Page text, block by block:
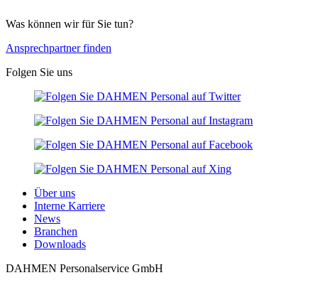
Was können wir für Sie tun?
Ansprechpartner finden
Folgen Sie uns
Über uns
Interne Karriere
News
Branchen
Downloads
DAHMEN Personalservice GmbH